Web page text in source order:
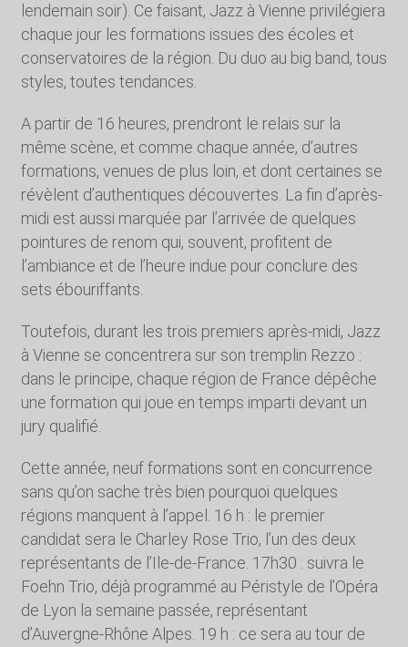
lendemain soir). Ce faisant, Jazz à Vienne privilégiera
chaque jour les formations issues des écoles et
conservatoires de la région. Du duo au big band, tous
styles, toutes tendances.
A partir de 16 heures, prendront le relais sur la
même scène, et comme chaque année, d’autres
formations, venues de plus loin, et dont certaines se
révèlent d’authentiques découvertes. La fin d’après-
midi est aussi marquée par l’arrivée de quelques
pointures de renom qui, souvent, profitent de
l’ambiance et de l’heure indue pour conclure des
sets ébouriffants.
Toutefois, durant les trois premiers après-midi, Jazz
à Vienne se concentrera sur son tremplin Rezzo :
dans le principe, chaque région de France dépêche
une formation qui joue en temps imparti devant un
jury qualifié.
Cette année, neuf formations sont en concurrence
sans qu’on sache très bien pourquoi quelques
régions manquent à l’appel. 16 h : le premier
candidat sera le Charley Rose Trio, l’un des deux
représentants de l’Ile-de-France. 17h30 : suivra le
Foehn Trio, déjà programmé au Péristyle de l’Opéra
de Lyon la semaine passée, représentant
d’Auvergne-Rhône Alpes. 19 h : ce sera au tour de